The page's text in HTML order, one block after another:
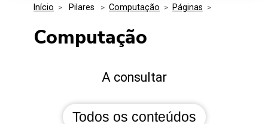
Media Kit
Entidades Ligadas
Eventos
Início > Pilares > Computação > Páginas >
Computação
A consultar
Todos os conteúdos